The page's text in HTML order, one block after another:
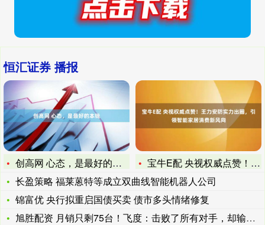
恒汇证券 播报
创高网 心态，是最好的本钱
宝牛E配 央视权威点赞！王力安防实力出圈，引领智能家居消费新
长盈策略 福莱蒽特等成立双曲线智能机器人公司
锦富优 央行拟重启国债买卖 债市多头情绪修复
旭胜配资 月销只剩75台！飞度：击败了所有对手，却输给了时代